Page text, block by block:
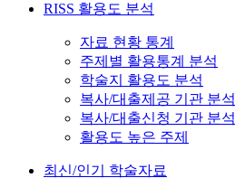
RISS 활용도 분석
자료 현황 통계
주제별 활용통계 분석
학술지 활용도 분석
복사/대출제공 기관 분석
복사/대출신청 기관 분석
활용도 높은 주제
최신/인기 학술자료